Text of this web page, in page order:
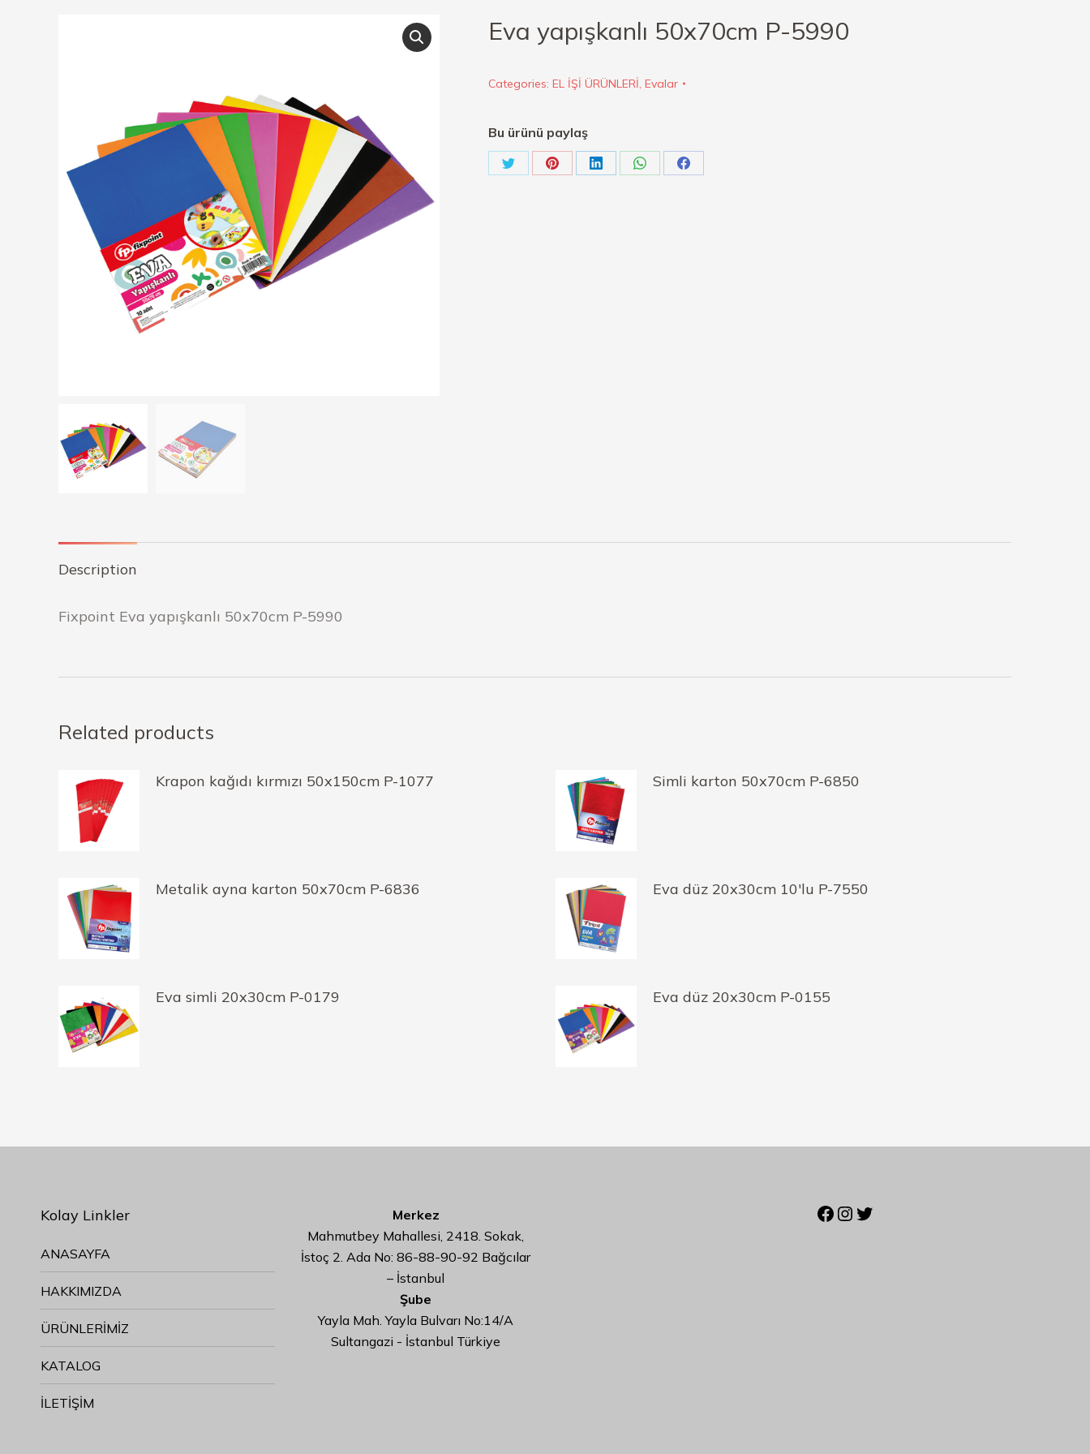
Eva yapışkanlı 50x70cm P-5990
Categories: EL İŞİ ÜRÜNLERİ, Evalar
Bu ürünü paylaş
Description
Fixpoint Eva yapışkanlı 50x70cm P-5990
Related products
Krapon kağıdı kırmızı 50x150cm P-1077 Simli karton 50x70cm P-6850
Metalik ayna karton 50x70cm P-6836 Eva düz 20x30cm 10'lu P-7550
Eva simli 20x30cm P-0179 Eva düz 20x30cm P-0155
Kolay Linkler
ANASAYFA
HAKKIMIZDA
ÜRÜNLERİMİZ
KATALOG
İLETİŞİM
Merkez
Mahmutbey Mahallesi, 2418. Sokak,
İstoç 2. Ada No: 86-88-90-92 Bağcılar
– İstanbul
Şube
Yayla Mah. Yayla Bulvarı No:14/A
Sultangazi - İstanbul Türkiye